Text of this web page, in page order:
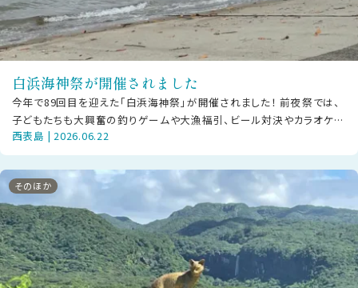
白浜海神祭が開催されました
今年で89回目を迎えた「白浜海神祭」が開催されました！ 前夜祭では、
子どもたちも大興奮の釣りゲームや大漁福引、ビール対決やカラオケ大
会など大人も子どもも楽しいひ
西表島 | 2026.06.22
そのほか